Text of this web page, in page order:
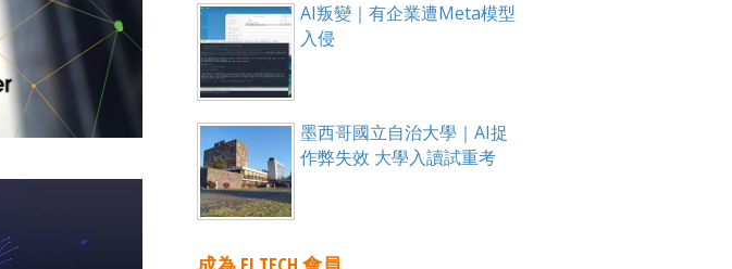
AI叛變｜有企業遭Meta模型
入侵
墨西哥國立自治大學｜AI捉
作弊失效 大學入讀試重考